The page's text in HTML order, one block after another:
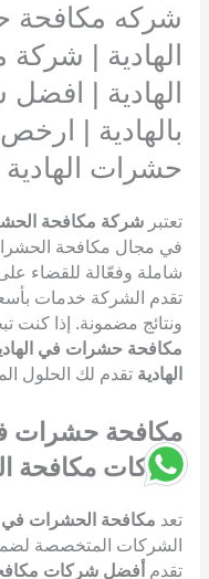
شركه
الهادية |
الهادية |
بالهادية |
حشرات الهادية
تعتبر شركة مكافحة
في مجال مكافحة
شاملة وفعّالة للقضاء
تقدم الشركة خدمات
ونتائج مضمونة. إذا
مكافحة حشرات في
الهادية تقدم لك الحلول
مكافحة حشرات
شركات مكافحة
تعد مكافحة الحشرات في
الشركات المتخصصة
تقدم أفضل شركات